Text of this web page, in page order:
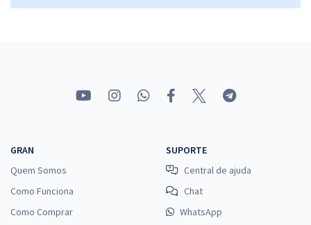
GRAN
Quem Somos
Como Funciona
Como Comprar
SUPORTE
Central de ajuda
Chat
WhatsApp